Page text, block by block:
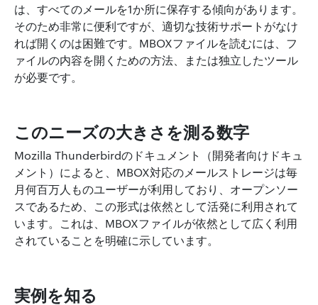
は、すべてのメールを1か所に保存する傾向があります。
そのため非常に便利ですが、適切な技術サポートがなけ
れば開くのは困難です。MBOXファイルを読むには、フ
ァイルの内容を開くための方法、または独立したツール
が必要です。
このニーズの大きさを測る数字
Mozilla Thunderbirdのドキュメント（開発者向けドキュ
メント）によると、MBOX対応のメールストレージは毎
月何百万人ものユーザーが利用しており、オープンソー
スであるため、この形式は依然として活発に利用されて
います。これは、MBOXファイルが依然として広く利用
されていることを明確に示しています。
実例を知る